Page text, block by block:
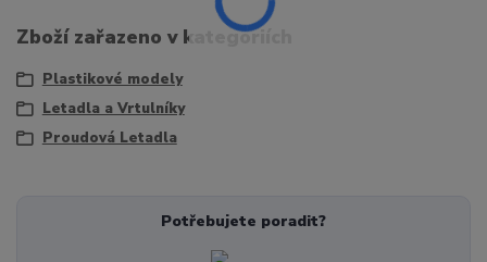
Zboží zařazeno v kategoriích
Plastikové modely
Letadla a Vrtulníky
Proudová Letadla
Potřebujete poradit?